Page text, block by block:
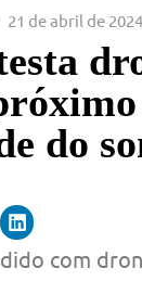
21 de abril de 2024
do
com